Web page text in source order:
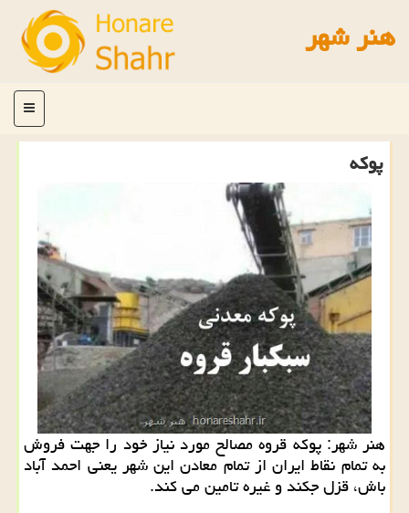
هنر شهر
منو
پوكه
هنر شهر: پوكه قروه مصالح مورد نیاز خود را جهت فروش
به تمام نقاط ایران از تمام معادن این شهر یعنی احمد آباد
باش، قزل جكند و غیره تامین می كند.